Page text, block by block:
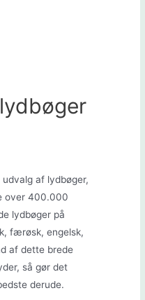
af lydbøger,
over 400.000
lydbøger på
færøsk, engelsk,
af dette brede
så gør det
derude.